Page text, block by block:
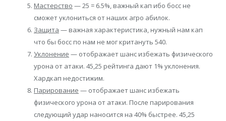
Мастерство — 25 = 6.5%, важный кап ибо босс не
сможет уклониться от наших агро абилок.
Защита — важная характеристика, нужный нам кап
что бы босс по нам не мог критануть 540.
Уклонение — отображает шанс избежать физического
урона от атаки. 45,25 рейтинга дают 1% уклонения.
Хардкап недостижим.
Парирование — отображает шанс избежать
физического урона от атаки. После парирования
следующий удар наносится на 40% быстрее. 45,25